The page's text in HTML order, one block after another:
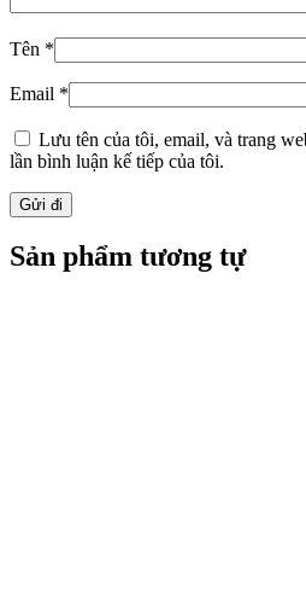
Tên *
Email *
Lưu tên của tôi, email, và trang
lần bình luận kế tiếp của tôi.
Sản phẩm tương tự